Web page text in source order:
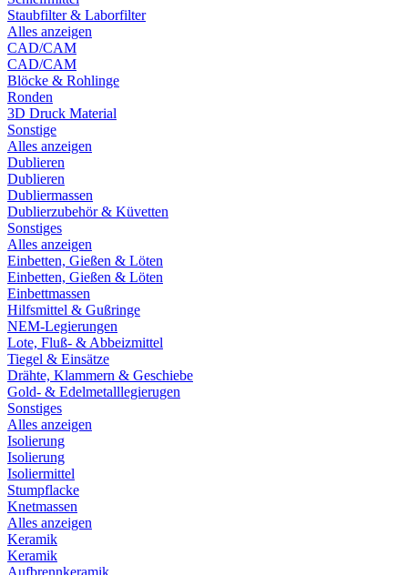
Staubfilter & Laborfilter
Alles anzeigen
CAD/CAM
CAD/CAM
Blöcke & Rohlinge
Ronden
3D Druck Material
Sonstige
Alles anzeigen
Dublieren
Dublieren
Dubliermassen
Dublierzubehör & Küvetten
Sonstiges
Alles anzeigen
Einbetten, Gießen & Löten
Einbetten, Gießen & Löten
Einbettmassen
Hilfsmittel & Gußringe
NEM-Legierungen
Lote, Fluß- & Abbeizmittel
Tiegel & Einsätze
Drähte, Klammern & Geschiebe
Gold- & Edelmetalllegierugen
Sonstiges
Alles anzeigen
Isolierung
Isolierung
Isoliermittel
Stumpflacke
Knetmassen
Alles anzeigen
Keramik
Keramik
Aufbrennkeramik